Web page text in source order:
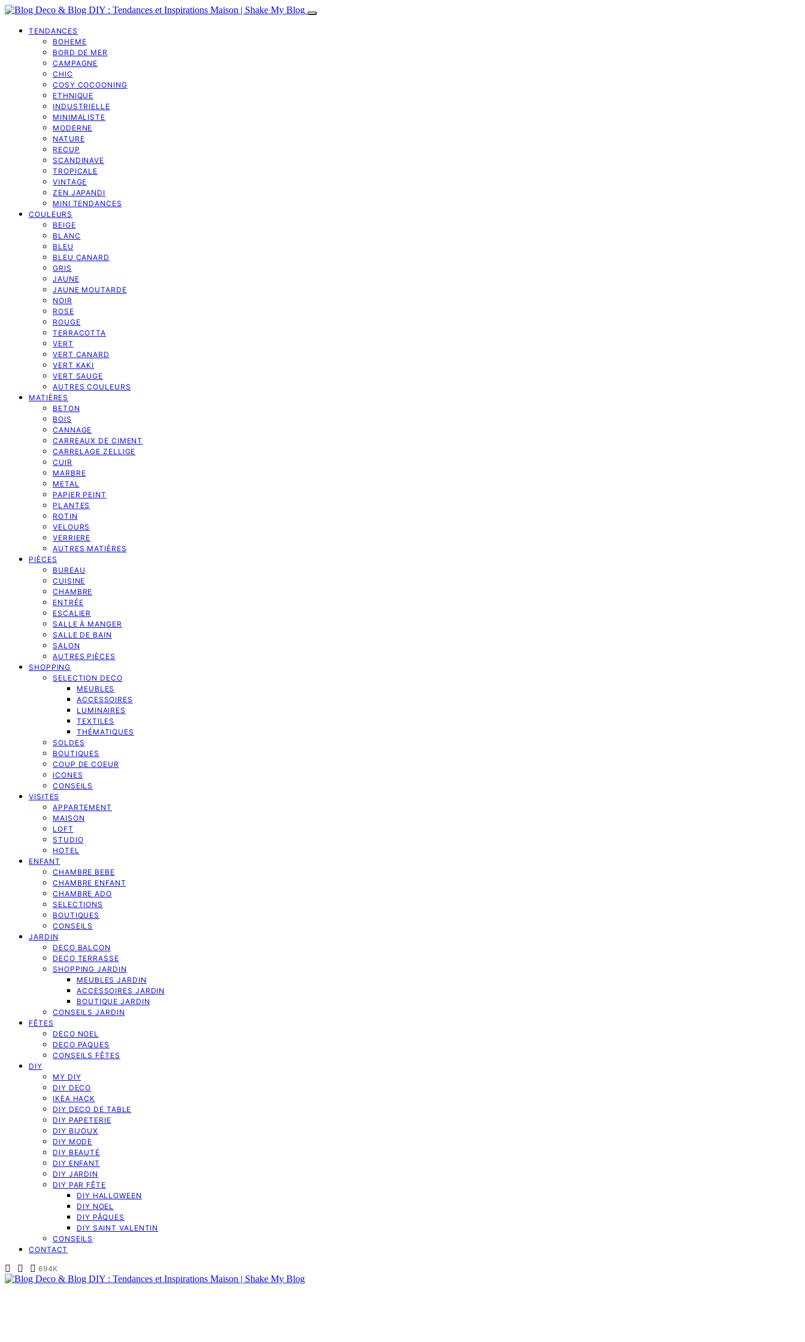
TENDANCES
BOHEME
BORD DE MER
CAMPAGNE
CHIC
COSY COCOONING
ETHNIQUE
INDUSTRIELLE
MINIMALISTE
MODERNE
NATURE
RECUP
SCANDINAVE
TROPICALE
VINTAGE
ZEN JAPANDI
MINI TENDANCES
COULEURS
BEIGE
BLANC
BLEU
BLEU CANARD
GRIS
JAUNE
JAUNE MOUTARDE
NOIR
ROSE
ROUGE
TERRACOTTA
VERT
VERT CANARD
VERT KAKI
VERT SAUGE
AUTRES COULEURS
MATIÈRES
BETON
BOIS
CANNAGE
CARREAUX DE CIMENT
CARRELAGE ZELLIGE
CUIR
MARBRE
METAL
PAPIER PEINT
PLANTES
ROTIN
VELOURS
VERRIERE
AUTRES MATIÈRES
PIÈCES
BUREAU
CUISINE
CHAMBRE
ENTRÉE
ESCALIER
SALLE À MANGER
SALLE DE BAIN
SALON
AUTRES PIÈCES
SHOPPING
SELECTION DECO
MEUBLES
ACCESSOIRES
LUMINAIRES
TEXTILES
THÉMATIQUES
SOLDES
BOUTIQUES
COUP DE COEUR
ICONES
CONSEILS
VISITES
APPARTEMENT
MAISON
LOFT
STUDIO
HOTEL
ENFANT
CHAMBRE BEBE
CHAMBRE ENFANT
CHAMBRE ADO
SELECTIONS
BOUTIQUES
CONSEILS
JARDIN
DECO BALCON
DECO TERRASSE
SHOPPING JARDIN
MEUBLES JARDIN
ACCESSOIRES JARDIN
BOUTIQUE JARDIN
CONSEILS JARDIN
FÊTES
DECO NOEL
DECO PAQUES
CONSEILS FÊTES
DIY
MY DIY
DIY DECO
IKEA HACK
DIY DECO DE TABLE
DIY PAPETERIE
DIY BIJOUX
DIY MODE
DIY BEAUTÉ
DIY ENFANT
DIY JARDIN
DIY PAR FÊTE
DIY HALLOWEEN
DIY NOEL
DIY PÂQUES
DIY SAINT VALENTIN
CONSEILS
CONTACT
694K